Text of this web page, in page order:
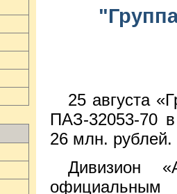
25 августа
ПАЗ-32053-70
26 млн. рублей.
Дивизион